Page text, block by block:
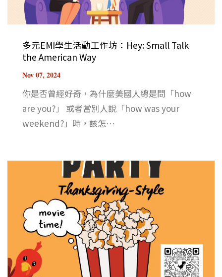
多元EMI學生活動工作坊：Hey: Small Talk
the American Way
Nov 07, 2024
你是否曾經好奇，為什麼美國人總是問「how
are you?」 或者當別人說「how was your
weekend?」時，該怎⋯